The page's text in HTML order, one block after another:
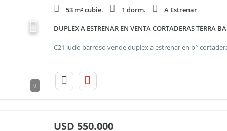
0
53 m² cubie. 1 dorm. A Estrenar
DUPLEX A ESTRENAR EN VENTA CORTADERAS TERRA
USD 550.000